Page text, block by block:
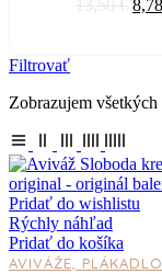
8,78
Filtrovať
Zobrazujem
Pridať do wishlistu
Rýchly náhľad
Pridať do košíka
AVIVÁŽE, PLÁKADLO